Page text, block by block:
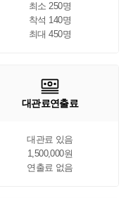
최소 250명
착석 140명
최대 450명
대관료연출료
대관료 있음
1,500,000원
연출료 없음